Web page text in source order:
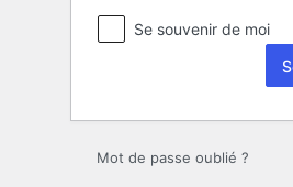
Se souvenir de moi
Mot de passe oublié ?